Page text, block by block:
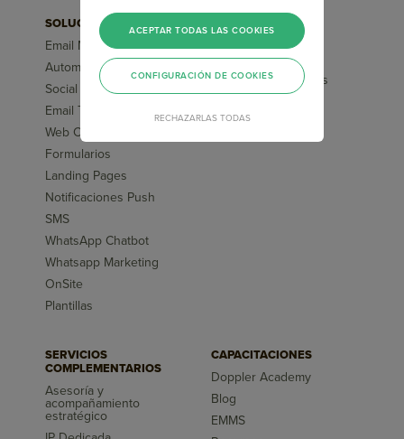
SOLUCIONES
Email Marketing
Automation Marketing
Social Media ChatBot
Email Transaccional
Web Chatbot
Formularios
Landing Pages
Notificaciones Push
SMS
WhatsApp Chatbot
Whatsapp Marketing
OnSite
Plantillas
FUNCIONALIDADES
Segmentaciones
Avanzadas
Flujos pre-diseñados
Reportes
SERVICIOS
COMPLEMENTARIOS
Asesoría y
acompañamiento
estratégico
CAPACITACIONES
Doppler Academy
Blog
EMMS
RECHAZARLAS TODAS
ACEPTAR TODAS LAS COOKIES
CONFIGURACIÓN DE COOKIES